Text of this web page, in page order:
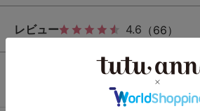
レビュー 4.6 （66）
この商品と一緒に見ら